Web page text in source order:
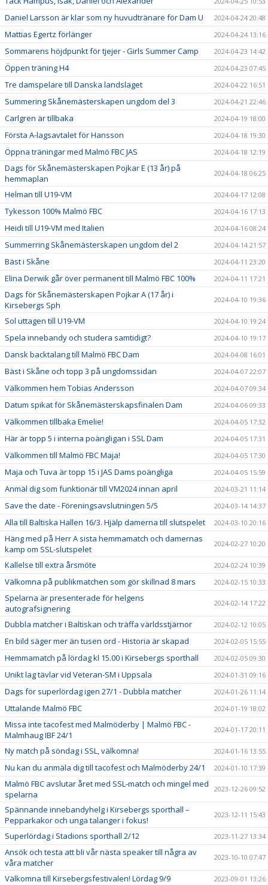
Daniel Larsson är klar som ny huvudtränare för Dam U 2024-04-24 20:48
Mattias Egertz förlänger 2024-04-24 13:16
Sommarens höjdpunkt för tjejer - Girls Summer Camp 2024-04-23 14:42
Öppen träning H4 2024-04-23 07:45
Tre damspelare till Danska landslaget 2024-04-22 16:51
Summering Skånemästerskapen ungdom del 3 2024-04-21 22:46
Carlgren är tillbaka 2024-04-19 18:00
Första A-lagsavtalet för Hansson 2024-04-18 19:30
Öppna träningar med Malmö FBC JAS 2024-04-18 12:19
Dags för Skånemästerskapen Pojkar E (13 år) på
hemmaplan
2024-04-18 06:25
Helman till U19-VM 2024-04-17 12:08
Tykesson 100% Malmö FBC 2024-04-16 17:13
Heidi till U19-VM med Italien 2024-04-16 08:24
Summerring Skånemästerskapen ungdom del 2 2024-04-14 21:57
Bäst i Skåne 2024-04-11 23:20
Elina Derwik går över permanent till Malmö FBC 100% 2024-04-11 17:21
Dags för Skånemästerskapen Pojkar A (17 år) i
Kirsebergs Sph
2024-04-10 19:36
Sol uttagen till U19-VM 2024-04-10 19:24
Spela innebandy och studera samtidigt? 2024-04-10 19:17
Dansk backtalang till Malmö FBC Dam 2024-04-08 16:01
Bäst i Skåne och topp 3 på ungdomssidan 2024-04-07 22:07
Välkommen hem Tobias Andersson 2024-04-07 09:34
Datum spikat för Skånemästerskapsfinalen Dam 2024-04-06 09:33
Välkommen tillbaka Emelie! 2024-04-05 17:32
Här är topp 5 i interna poängligan i SSL Dam 2024-04-05 17:31
Välkommen till Malmö FBC Maja! 2024-04-05 17:30
Maja och Tuva är topp 15 i JAS Dams poängliga 2024-04-05 15:59
Anmäl dig som funktionär till VM2024 innan april 2024-03-21 11:14
Save the date - Föreningsavslutningen 5/5 2024-03-14 14:37
Alla till Baltiska Hallen 16/3. Hjälp damerna till slutspelet 2024-03-10 20:16
Häng med på Herr A sista hemmamatch och damernas
kamp om SSL-slutspelet
2024-02-27 10:20
Kallelse till extra årsmöte 2024-02-24 10:39
Välkomna på publikmatchen som gör skillnad 8 mars 2024-02-15 10:33
Spelarna är presenterade för helgens
autografsignering
2024-02-14 17:22
Dubbla matcher i Baltiskan och träffa världsstjärnor 2024-02-12 10:05
En bild säger mer än tusen ord - Historia är skapad 2024-02-05 15:55
Hemmamatch på lördag kl 15.00 i Kirsebergs sporthall 2024-02-05 09:30
Unikt lag tävlar vid Veteran-SM i Uppsala 2024-01-31 09:16
Dags för superlördag igen 27/1 - Dubbla matcher 2024-01-26 11:14
Uttalande Malmö FBC 2024-01-19 18:02
Missa inte tacofest med Malmöderby | Malmö FBC -
Malmhaug IBF 24/1
2024-01-17 20:11
Ny match på söndag i SSL, välkomna! 2024-01-16 13:55
Nu kan du anmäla dig till tacofest och Malmöderby 24/1 2024-01-10 17:39
Malmö FBC avslutar året med SSL-match och mingel med
spelarna
2023-12-26 09:52
Spännande innebandyhelg i Kirsebergs sporthall –
Pepparkakor och unga talanger i fokus!
2023-12-11 15:43
Superlördag i Stadions sporthall 2/12 2023-11-27 13:34
Ansök och testa att bli vår nästa speaker till några av
våra matcher
2023-10-10 07:47
Välkomna till Kirsebergsfestivalen! Lördag 9/9 2023-09-01 13:26